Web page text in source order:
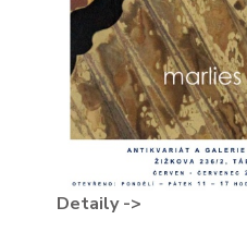
Detaily ->